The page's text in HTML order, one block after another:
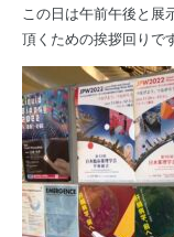
この日は午前午後と展
頂くための挨拶回りです